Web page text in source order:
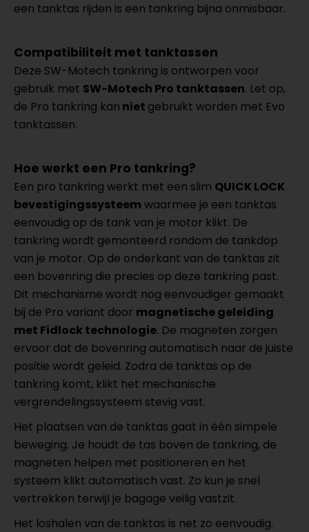
een tanktas rijden is een tankring bijna onmisbaar.
Compatibiliteit met tanktassen
Deze SW-Motech tankring is ontworpen voor
gebruik met SW-Motech Pro tanktassen. Let op,
de Pro tankring kan niet gebruikt worden met Evo
tanktassen.
Hoe werkt een Pro tankring?
Een pro tankring werkt met een slim QUICK LOCK
bevestigingssysteem waarmee je een tanktas
eenvoudig op de tank van je motor klikt. De
tankring wordt gemonteerd rondom de tankdop
van je motor. Op de onderkant van de tanktas zit
een bovenring die precies op deze tankring past.
Dit mechanisme wordt nog eenvoudiger gemaakt
bij de Pro variant door magnetische geleiding
met Fidlock technologie. De magneten zorgen
ervoor dat de bovenring automatisch naar de juiste
positie wordt geleid. Zodra de tanktas op de
tankring komt, klikt het mechanische
vergrendelingssysteem stevig vast.
Het plaatsen van de tanktas gaat in één simpele
beweging. Je houdt de tas boven de tankring, de
magneten helpen met positioneren en het
systeem klikt automatisch vast. Zo kun je snel
vertrekken terwijl je bagage veilig vastzit.
Het loshalen van de tanktas is net zo eenvoudig.